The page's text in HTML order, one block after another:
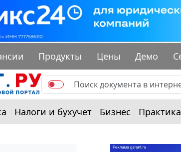
Продукты Цены Демо
Налоги и бухучет Бизнес Практика